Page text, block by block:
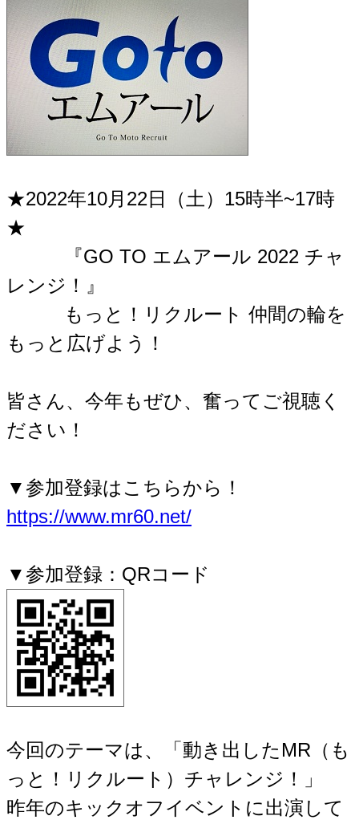
★2022年10月22日（土）15時半~17時
★
『GO TO エムアール 2022 チャ
レンジ！』
もっと！リクルート 仲間の輪を
もっと広げよう！
皆さん、今年もぜひ、奮ってご視聴く
ださい！
▼参加登録はこちらから！
https://www.mr60.net/
▼参加登録：QRコード
今回のテーマは、「動き出したMR（も
っと！リクルート）チャレンジ！」
昨年のキックオフイベントに出演して